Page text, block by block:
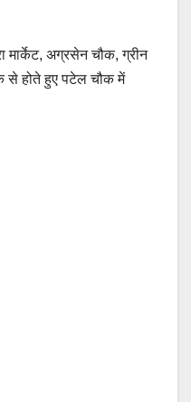
मार्केट, अग्रसेन चौक, ग्रीन
से होते हुए पटेल चौक में